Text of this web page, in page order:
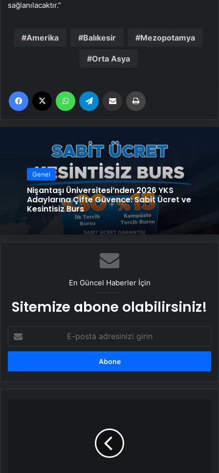
sağlanılacaktır.”
Amerika Balıkesir Mezopotamya
Orta Asya
Facebook WhatsApp Email'den paylaş
Genel
Nişantaşı Üniversitesi’nden 2026 YKS
Adaylarına Çifte Güvence: Sabit Ücret ve
Kesintisiz Burs
En Güncel Haberler İçin
Sitemize abone olabilirsiniz!
posta
adresinizi